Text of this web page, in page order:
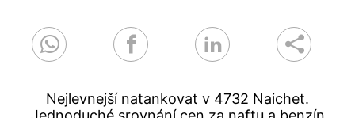
Nejlevnejší natankovat v 4732 Naichet.